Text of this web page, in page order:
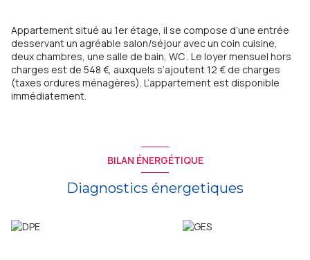
Appartement situé au 1er étage, il se compose d’une entrée
desservant un agréable salon/séjour avec un coin cuisine,
deux chambres, une salle de bain, WC . Le loyer mensuel hors
charges est de 548 €, auxquels s’ajoutent 12 € de charges
(taxes ordures ménagères). L’appartement est disponible
immédiatement.
BILAN ÉNERGÉTIQUE
Diagnostics énergetiques